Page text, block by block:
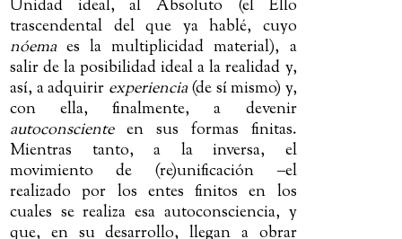
Unidad ideal, al Absoluto (el Ello
trascendental del que ya hablé, cuyo
nóemaes la multiplicidad material), a
salir de la posibilidad ideal a la realidad y,
así, a adquirir experiencia(de sí mismo) y,
con ella, finalmente, a devenir
autoconsciente en sus formas finitas.
Mientras tanto, a la inversa, el
movimiento de (re)unificación‒el
realizado por los entes finitos en los
cuales se realiza esa autoconsciencia, y
que, en su desarrollo, llegan a obrar